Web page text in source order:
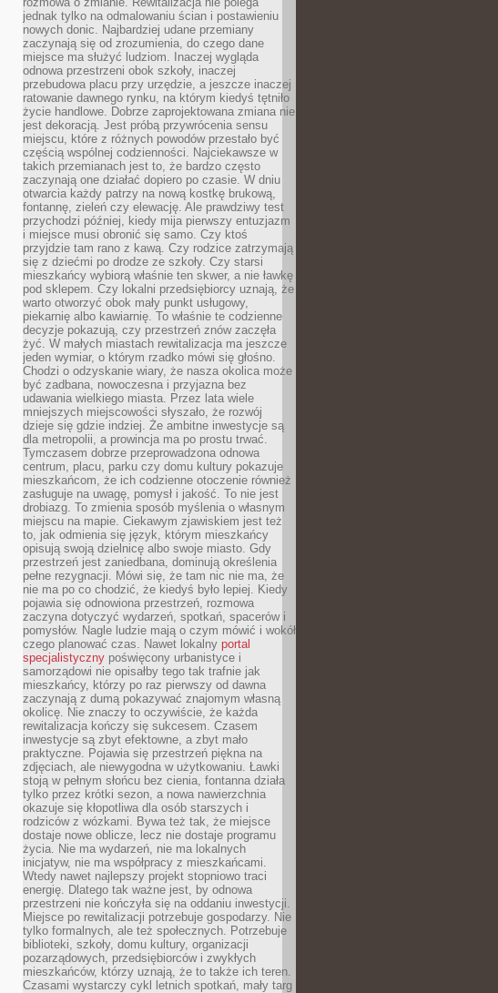
jednak tylko na odmalowaniu ścian i postawieniu
nowych donic. Najbardziej udane przemiany
zaczynają się od zrozumienia, do czego dane
miejsce ma służyć ludziom. Inaczej wygląda
odnowa przestrzeni obok szkoły, inaczej
przebudowa placu przy urzędzie, a jeszcze inaczej
ratowanie dawnego rynku, na którym kiedyś tętniło
życie handlowe. Dobrze zaprojektowana zmiana nie
jest dekoracją. Jest próbą przywrócenia sensu
miejscu, które z różnych powodów przestało być
częścią wspólnej codzienności. Najciekawsze w
takich przemianach jest to, że bardzo często
zaczynają one działać dopiero po czasie. W dniu
otwarcia każdy patrzy na nową kostkę brukową,
fontannę, zieleń czy elewację. Ale prawdziwy test
przychodzi później, kiedy mija pierwszy entuzjazm
i miejsce musi obronić się samo. Czy ktoś
przyjdzie tam rano z kawą. Czy rodzice zatrzymają
się z dziećmi po drodze ze szkoły. Czy starsi
mieszkańcy wybiorą właśnie ten skwer, a nie ławkę
pod sklepem. Czy lokalni przedsiębiorcy uznają, że
warto otworzyć obok mały punkt usługowy,
piekarnię albo kawiarnię. To właśnie te codzienne
decyzje pokazują, czy przestrzeń znów zaczęła
żyć. W małych miastach rewitalizacja ma jeszcze
jeden wymiar, o którym rzadko mówi się głośno.
Chodzi o odzyskanie wiary, że nasza okolica może
być zadbana, nowoczesna i przyjazna bez
udawania wielkiego miasta. Przez lata wiele
mniejszych miejscowości słyszało, że rozwój
dzieje się gdzie indziej. Że ambitne inwestycje są
dla metropolii, a prowincja ma po prostu trwać.
Tymczasem dobrze przeprowadzona odnowa
centrum, placu, parku czy domu kultury pokazuje
mieszkańcom, że ich codzienne otoczenie również
zasługuje na uwagę, pomysł i jakość. To nie jest
drobiazg. To zmienia sposób myślenia o własnym
miejscu na mapie. Ciekawym zjawiskiem jest też
to, jak odmienia się język, którym mieszkańcy
opisują swoją dzielnicę albo swoje miasto. Gdy
przestrzeń jest zaniedbana, dominują określenia
pełne rezygnacji. Mówi się, że tam nic nie ma, że
nie ma po co chodzić, że kiedyś było lepiej. Kiedy
pojawia się odnowiona przestrzeń, rozmowa
zaczyna dotyczyć wydarzeń, spotkań, spacerów i
pomysłów. Nagle ludzie mają o czym mówić i wokół
czego planować czas. Nawet lokalny portal
specjalistyczny poświęcony urbanistyce i
samorządowi nie opisałby tego tak trafnie jak
mieszkańcy, którzy po raz pierwszy od dawna
zaczynają z dumą pokazywać znajomym własną
okolicę. Nie znaczy to oczywiście, że każda
rewitalizacja kończy się sukcesem. Czasem
inwestycje są zbyt efektowne, a zbyt mało
praktyczne. Pojawia się przestrzeń piękna na
zdjęciach, ale niewygodna w użytkowaniu. Ławki
stoją w pełnym słońcu bez cienia, fontanna działa
tylko przez krótki sezon, a nowa nawierzchnia
okazuje się kłopotliwa dla osób starszych i
rodziców z wózkami. Bywa też tak, że miejsce
dostaje nowe oblicze, lecz nie dostaje programu
życia. Nie ma wydarzeń, nie ma lokalnych
inicjatyw, nie ma współpracy z mieszkańcami.
Wtedy nawet najlepszy projekt stopniowo traci
energię. Dlatego tak ważne jest, by odnowa
przestrzeni nie kończyła się na oddaniu inwestycji.
Miejsce po rewitalizacji potrzebuje gospodarzy. Nie
tylko formalnych, ale też społecznych. Potrzebuje
biblioteki, szkoły, domu kultury, organizacji
pozarządowych, przedsiębiorców i zwykłych
mieszkańców, którzy uznają, że to także ich teren.
Czasami wystarczy cykl letnich spotkań, mały targ